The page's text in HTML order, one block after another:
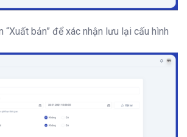
“Xuất bản” để xác nhận lưu lại cấu hình